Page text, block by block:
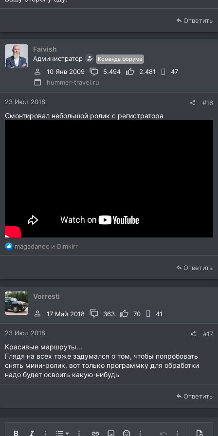
Ответить
Faivish
Администратор Команда форума
10 Янв 2009 5.494 2.481
47
hummer-travel.ru
23 Июл 2018 #16
Смонтировал небольшой ролик с регистратора
Р
е
ц
и
и
:
magadanec и Dimkirr
Ответить
Vorresti
17 Май 2018 363 70 41
23 Июл 2018 #17
Красивые маршруты...
Глядя на всех тоже задумался о том, чтобы попробовать
снять мини-ролик, вот только программку для обработки
надо будет освоить какую-нибудь
Ответить